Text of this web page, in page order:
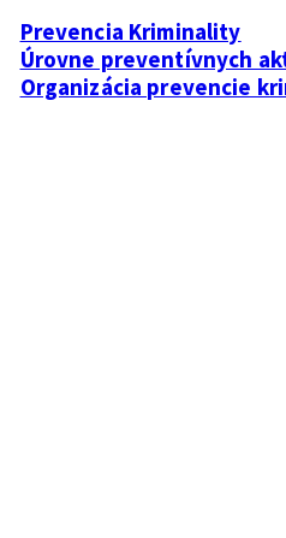
Prevencia Kriminality
Úrovne preventívnych
Organizácia prevencie